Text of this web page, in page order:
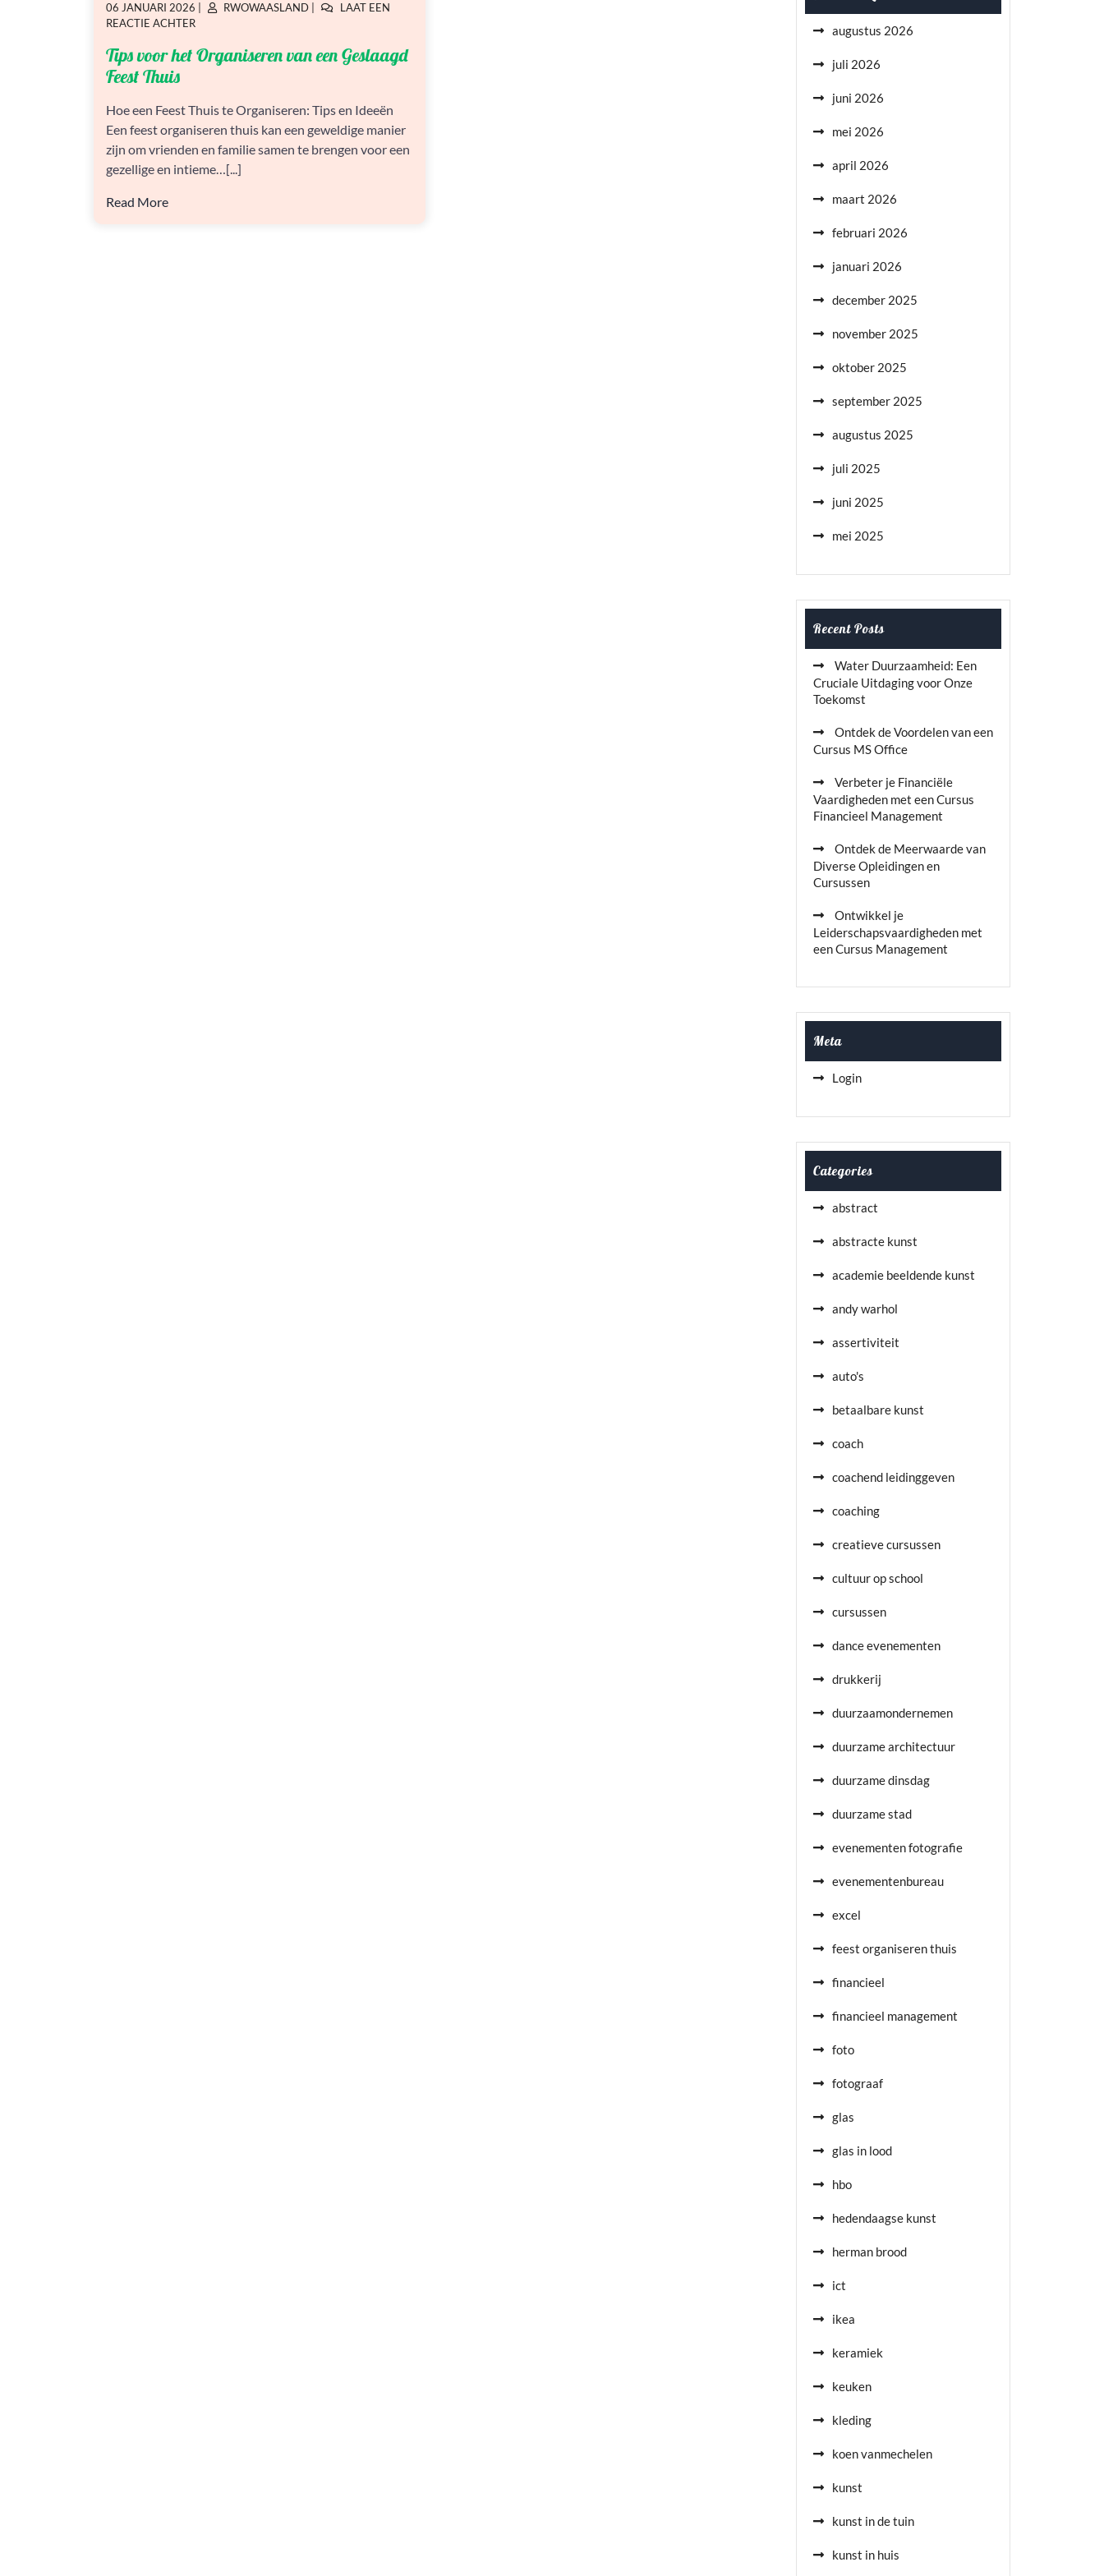
GEPLAATST
OP
06 JANUARI 2026
GEPLAATST
RWOWAASLAND
LAAT EEN
REACTIE ACHTEROP
VOOR
EEN
GESLAAGD
FEEST
Tips voor het Organiseren van een Geslaagd
Feest Thuis
Hoe een Feest Thuis te Organiseren: Tips en Ideeën
Een feest organiseren thuis kan een geweldige manier
zijn om vrienden en familie samen te brengen voor een
gezellige en intieme…[...]
Read More
augustus 2026
juli 2026
juni 2026
mei 2026
april 2026
maart 2026
februari 2026
januari 2026
december 2025
november 2025
oktober 2025
september 2025
augustus 2025
juli 2025
juni 2025
mei 2025
Recent Posts
Water Duurzaamheid: Een
Cruciale Uitdaging voor Onze
Toekomst
Ontdek de Voordelen van een
Cursus MS Office
Verbeter je Financiële
Vaardigheden met een Cursus
Financieel Management
Ontdek de Meerwaarde van
Diverse Opleidingen en
Cursussen
Ontwikkel je
Leiderschapsvaardigheden met
een Cursus Management
Meta
Login
Categories
abstract
abstracte kunst
academie beeldende kunst
andy warhol
assertiviteit
auto's
betaalbare kunst
coach
coachend leidinggeven
coaching
creatieve cursussen
cultuur op school
cursussen
dance evenementen
drukkerij
duurzaamondernemen
duurzame architectuur
duurzame dinsdag
duurzame stad
evenementen fotografie
evenementenbureau
excel
feest organiseren thuis
financieel
financieel management
foto
fotograaf
glas
glas in lood
hbo
hedendaagse kunst
herman brood
ict
ikea
keramiek
keuken
kleding
koen vanmechelen
kunst
kunst in de tuin
kunst in huis